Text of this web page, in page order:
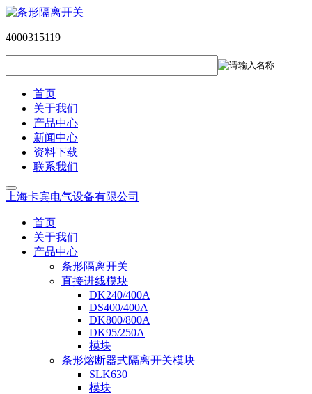
4000315119
首页
关于我们
产品中心
新闻中心
资料下载
联系我们
上海卡宾电气设备有限公司
首页
关于我们
产品中心
条形隔离开关
直接进线模块
DK240/400A
DS400/400A
DK800/800A
DK95/250A
模块
条形熔断器式隔离开关模块
SLK630
模块